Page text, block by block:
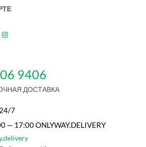
9406
ДОСТАВКА
7
— 17:00 ONLYWAY.DELIVERY